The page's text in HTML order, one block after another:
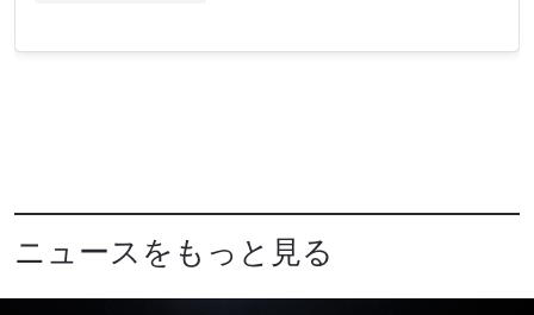
ニュースをもっと見る